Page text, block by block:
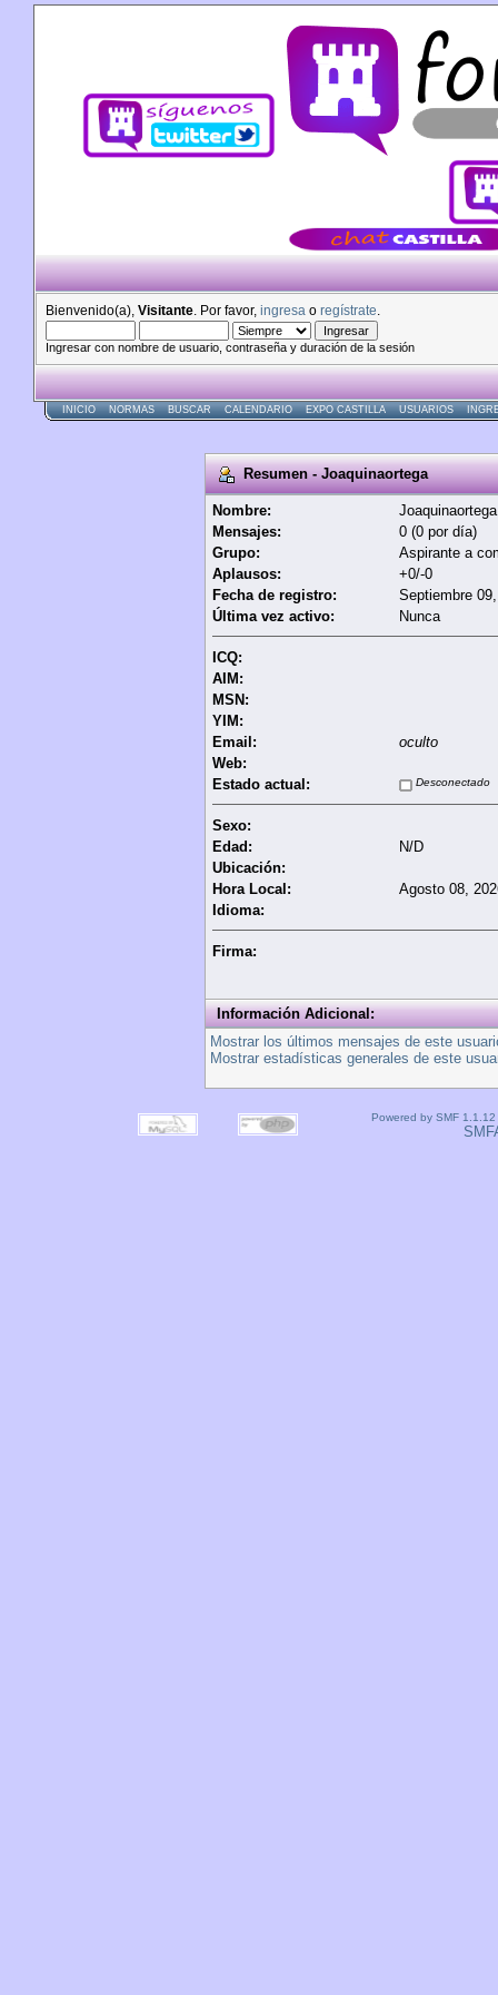
Bienvenido(a), Visitante . Por favor, ingresa o regístrate
Ingresar con nombre de usuario, contraseña y duración de la sesión
INICIO NORMAS BUSCAR CALENDARIO EXPO CASTILLA USUARIOS
Resumen - Joaquinaortega
Nombre:
Joaquinaortega
Mensajes:
0 (0 por día)
Grupo:
Aspirante a
Aplausos:
+0/-0
Fecha de registro:
Septiembre
Última vez activo:
Nunca
ICQ:
AIM:
MSN:
YIM:
Email:
oculto
Web:
Estado actual:
Desconectado
Sexo:
Edad:
N/D
Ubicación:
Hora Local:
Agosto 08,
Idioma:
Firma:
Información Adicional:
Mostrar los últimos mensajes de este
Mostrar estadísticas generales de este
Powered by SMF 1.1.12